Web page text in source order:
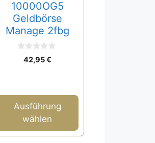
10000OG5
Geldbörse
Manage 2fbg
42,95€
Ausführung
wählen
Optionen
können
auf
Produktseite